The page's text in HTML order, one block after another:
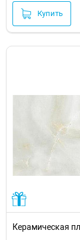
Купить
Керамическая